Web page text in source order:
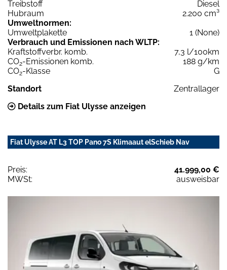
Treibstoff
Diesel
Hubraum
2.200 cm³
Umweltnormen:
Umweltplakette
1 (None)
Verbrauch und Emissionen nach WLTP:
Kraftstoffverbr. komb.
7,3 l/100km
CO2-Emissionen komb.
188 g/km
CO2-Klasse
G
Standort
Zentrallager
Details zum Fiat Ulysse anzeigen
Fiat Ulysse AT L3 TOP Pano 7S Klimaaut elSchieb Nav
Preis:
41.999,00 €
MWSt:
ausweisbar